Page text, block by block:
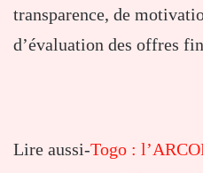
transparence, de
d’évaluation des offres
Lire aussi-Togo :